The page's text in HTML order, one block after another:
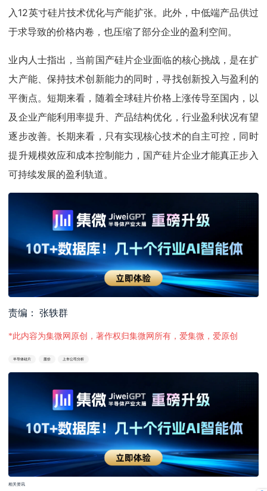
入12英寸硅片技术优化与产能扩张。此外，中低端产品供过
于求导致的价格内卷，也压缩了部分企业的盈利空间。
业内人士指出，当前国产硅片企业面临的核心挑战，是在扩
大产能、保持技术创新能力的同时，寻找创新投入与盈利的
平衡点。短期来看，随着全球硅片价格上涨传导至国内，以
及企业产能利用率提升、产品结构优化，行业盈利状况有望
逐步改善。长期来看，只有实现核心技术的自主可控，同时
提升规模效应和成本控制能力，国产硅片企业才能真正步入
可持续发展的盈利轨道。
责编： 张轶群
*此内容为集微网原创，著作权归集微网所有，爱集微，爱原创
半导体硅片 股价 上市公司分析
相关资讯